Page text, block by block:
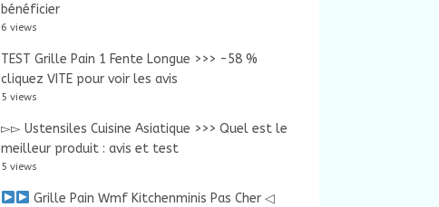
bénéficier
6 views
TEST Grille Pain 1 Fente Longue >>> -58 %
cliquez VITE pour voir les avis
5 views
▻▻ Ustensiles Cuisine Asiatique >>> Quel est le
meilleur produit : avis et test
5 views
Grille Pain Wmf Kitchenminis Pas Cher ◁